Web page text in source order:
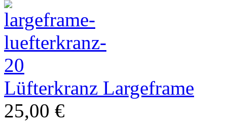
Restauration
Lüfterkranz Largeframe
25,00 €